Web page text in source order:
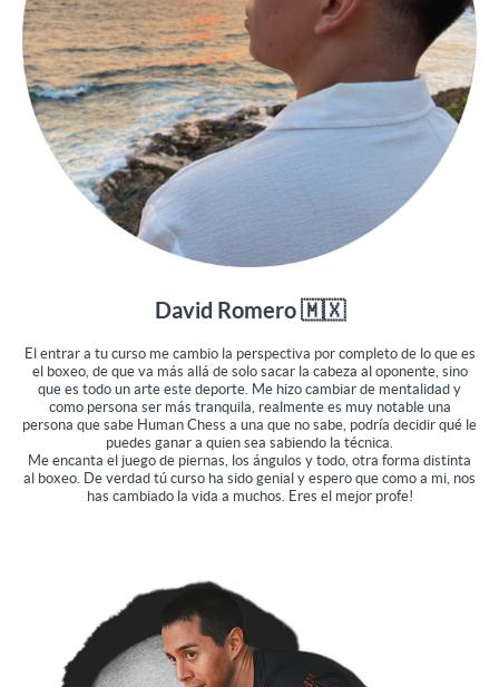
David Romero 🇲🇽
El entrar a tu curso me cambio la perspectiva por completo de lo que es
el boxeo, de que va más allá de solo sacar la cabeza al oponente, sino
que es todo un arte este deporte. Me hizo cambiar de mentalidad y
como persona ser más tranquila, realmente es muy notable una
persona que sabe Human Chess a una que no sabe, podría decidir qué le
puedes ganar a quien sea sabiendo la técnica.
Me encanta el juego de piernas, los ángulos y todo, otra forma distinta
al boxeo. De verdad tú curso ha sido genial y espero que como a mi, nos
has cambiado la vida a muchos. Eres el mejor profe!